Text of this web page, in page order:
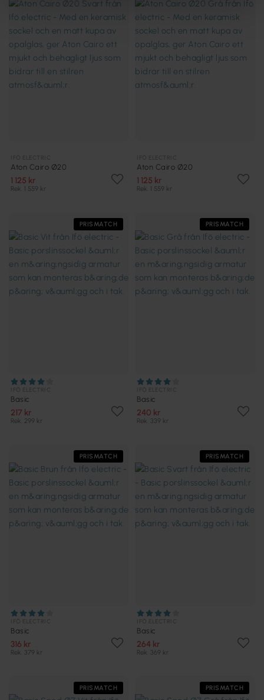
Aton Cairo Ø20
1 125 kr
Rek. 1 559 kr
Aton Cairo Ø20
1 125 kr
Rek. 1 559 kr
PRISMATCH
Basic
217 kr
Rek. 299 kr
PRISMATCH
Basic
240 kr
Rek. 339 kr
PRISMATCH
Basic
316 kr
Rek. 379 kr
PRISMATCH
Basic
264 kr
Rek. 369 kr
PRISMATCH PRISMATCH